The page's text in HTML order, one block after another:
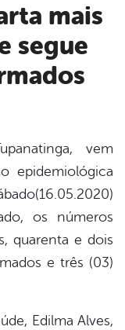
segue
vem
epidemiológica
os números
quarenta e dois
e três (03)
Edilma Alves,